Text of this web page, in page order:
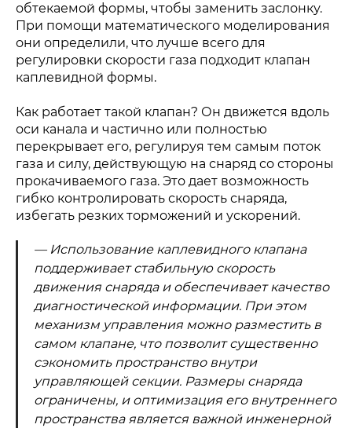
обтекаемой формы, чтобы заменить заслонку.
При помощи математического моделирования
они определили, что лучше всего для
регулировки скорости газа подходит клапан
каплевидной формы.
Как работает такой клапан? Он движется вдоль
оси канала и частично или полностью
перекрывает его, регулируя тем самым поток
газа и силу, действующую на снаряд со стороны
прокачиваемого газа. Это дает возможность
гибко контролировать скорость снаряда,
избегать резких торможений и ускорений.
— Использование каплевидного клапана
поддерживает стабильную скорость
движения снаряда и обеспечивает качество
диагностической информации. При этом
механизм управления можно разместить в
самом клапане, что позволит существенно
сэкономить пространство внутри
управляющей секции. Размеры снаряда
ограничены, и оптимизация его внутреннего
пространства является важной инженерной